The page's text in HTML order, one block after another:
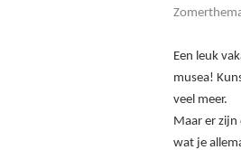
Een leuk
musea!
veel meer.
Maar er
wat je